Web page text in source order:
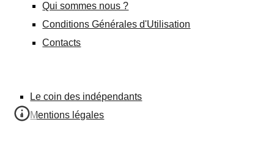
Qui sommes nous ?
Conditions Générales d'Utilisation
Contacts
Le coin des indépendants
Mentions légales